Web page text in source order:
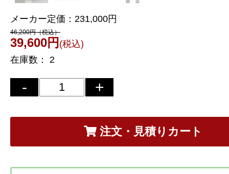
メーカー定価： 231,000円
46,200円（税込）
39,600円 (税込)
在庫数：
2
注文・見積りカート